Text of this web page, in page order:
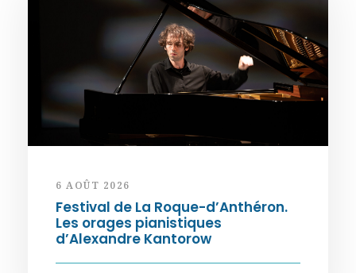
6 AOÛT 2026
Festival de La Roque-d’Anthéron.
Les orages pianistiques
d’Alexandre Kantorow